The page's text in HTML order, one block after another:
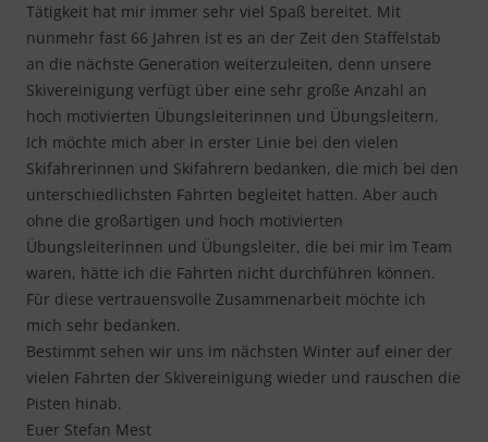
Tätigkeit hat mir immer sehr viel Spaß bereitet. Mit
nunmehr fast 66 Jahren ist es an der Zeit den Staffelstab
an die nächste Generation weiterzuleiten, denn unsere
Skivereinigung verfügt über eine sehr große Anzahl an
hoch motivierten Übungsleiterinnen und Übungsleitern.
Ich möchte mich aber in erster Linie bei den vielen
Skifahrerinnen und Skifahrern bedanken, die mich bei den
unterschiedlichsten Fahrten begleitet hatten. Aber auch
ohne die großartigen und hoch motivierten
Übungsleiterinnen und Übungsleiter, die bei mir im Team
waren, hätte ich die Fahrten nicht durchführen können.
Für diese vertrauensvolle Zusammenarbeit möchte ich
mich sehr bedanken.
Bestimmt sehen wir uns im nächsten Winter auf einer der
vielen Fahrten der Skivereinigung wieder und rauschen die
Pisten hinab.
Euer Stefan Mest